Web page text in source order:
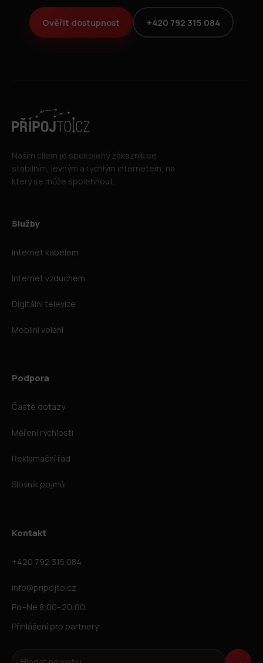
Ověřit dostupnost +420 792 315 084
Naším cílem je spokojený zákazník se
stabilním, levným a rychlým internetem, na
který se může spolehnout.
Služby
Internet kabelem
Internet vzduchem
Digitální televize
Mobilní volání
Podpora
Časté dotazy
Měření rychlosti
Reklamační řád
Slovník pojmů
Kontakt
+420 792 315 084
info@pripojto.cz
Po–Ne 8:00–20:00
Přihlášení pro partnery
Hledat na webu